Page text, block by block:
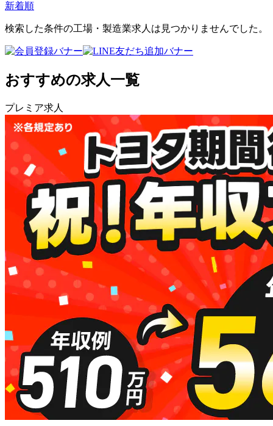
新着順
検索した条件の工場・製造業求人は見つかりませんでした。
おすすめの求人一覧
プレミア求人